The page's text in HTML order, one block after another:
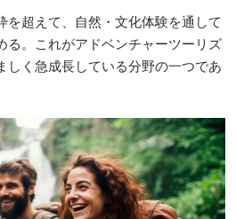
を超えて、自然・文化体験を通して
る。これがアドベンチャーツーリズ
しく急成長している分野の一つであ